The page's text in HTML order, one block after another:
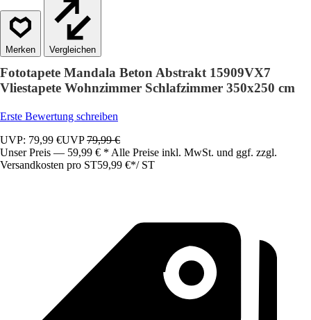
Vergleichen
Fototapete Mandala Beton Abstrakt 15909VX7
Vliestapete Wohnzimmer Schlafzimmer 350x250 cm
Erste Bewertung schreiben
UVP: 79,99 €UVP79,99 €
Unser Preis — 59,99 € * Alle Preise inkl. MwSt. und ggf. zzgl.
Versandkosten pro ST59,99 €*/ ST